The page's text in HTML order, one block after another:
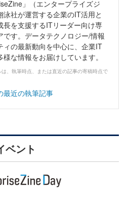
」（エンタープライズジ
泳社が運営する企業のIT活用と
長を支援するITリーダー向け専
です。データテクノロジー/情報
ィの最新動向を中心に、企業IT
様な情報をお届けしています。
、執筆時点、または直近の記事の寄稿時点で
最近の執筆記事
ベント